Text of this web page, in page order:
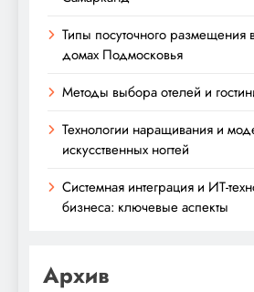
Типы посуточного размещения
домах Подмосковья
Методы выбора отелей и
Технологии наращивания и
искусственных ногтей
Системная интеграция и ИТ-
бизнеса: ключевые аспекты
Архив